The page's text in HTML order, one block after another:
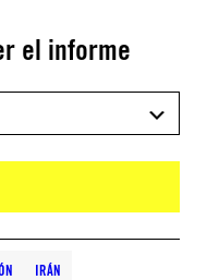
el informe
IRÁN